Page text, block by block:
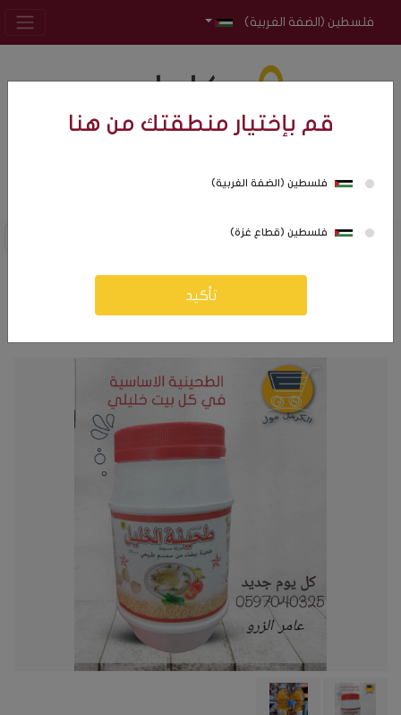
فلسطين (الضفة الغربية)
0
0
قم بإختيار منطقتك من هنا
فلسطين (الضفة الغربية)
فلسطين (قطاع غزة)
تأكيد